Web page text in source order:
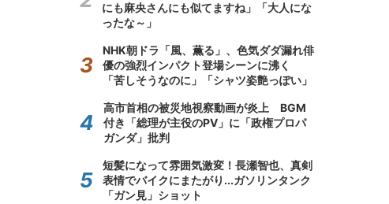
にも麻央さんにも似てますね」「大人にな
ったな～」
NHK朝ドラ「風、薫る」、色気ダダ漏れ俳
優の強烈インパクト登場シーンに沸く
「苦しそうなのに」「シャツ姿艶っぽい」
高市首相の被災地視察動画が炎上 BGM
付き「総理が主役のPV」に「政権プロパ
ガンダ」批判
短髪になって雰囲気激変！長瀬智也、真剣
表情でバイクにまたがり...ガソリンタンク
「ガン見」ショット